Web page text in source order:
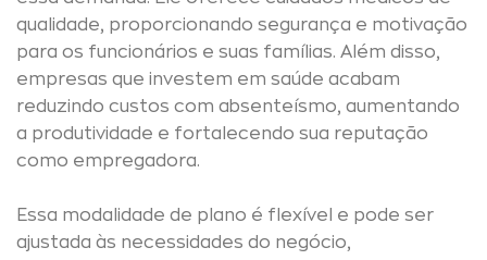
qualidade, proporcionando segurança e motivação
para os funcionários e suas famílias. Além disso,
empresas que investem em saúde acabam
reduzindo custos com absenteísmo, aumentando
a produtividade e fortalecendo sua reputação
como empregadora.
Essa modalidade de plano é flexível e pode ser
ajustada às necessidades do negócio,